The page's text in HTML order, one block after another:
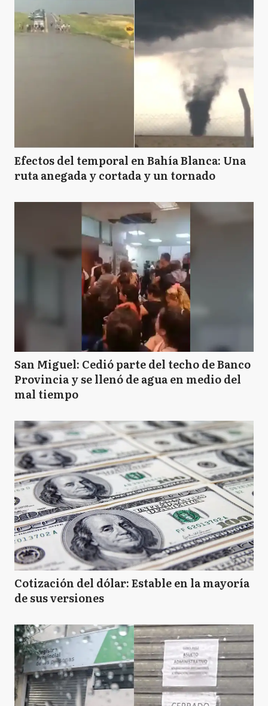
Efectos del temporal en Bahía Blanca: Una
ruta anegada y cortada y un tornado
San Miguel: Cedió parte del techo de Banco
Provincia y se llenó de agua en medio del
mal tiempo
Cotización del dólar: Estable en la mayoría
de sus versiones